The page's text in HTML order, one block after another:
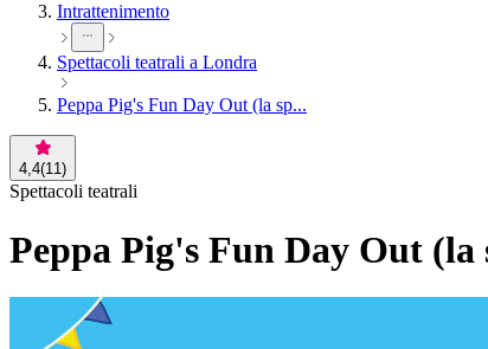
Intrattenimento
Spettacoli teatrali a Londra
Peppa Pig's Fun Day Out (la sp...
4,4(11)
Spettacoli teatrali
Peppa Pig's Fun Day Out (la